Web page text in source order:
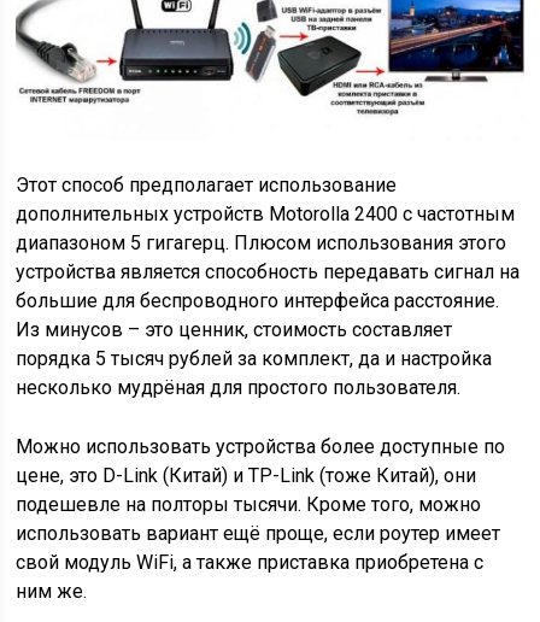
Этот способ предполагает использование
дополнительных устройств Motorolla 2400 с частотным
диапазоном 5 гигагерц. Плюсом использования этого
устройства является способность передавать сигнал на
большие для беспроводного интерфейса расстояние.
Из минусов – это ценник, стоимость составляет
порядка 5 тысяч рублей за комплект, да и настройка
несколько мудрёная для простого пользователя.
Можно использовать устройства более доступные по
цене, это D-Link (Китай) и TP-Link (тоже Китай), они
подешевле на полторы тысячи. Кроме того, можно
использовать вариант ещё проще, если роутер имеет
свой модуль WiFi, а также приставка приобретена с
ним же.